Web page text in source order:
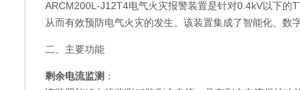
ARCM200L-J12T4电气火灾报警装置是针对0.4kV以下的
从而有效预防电气火灾的发生。该装置集成了智能化、数
二、主要功能
剩余电流监测 ：